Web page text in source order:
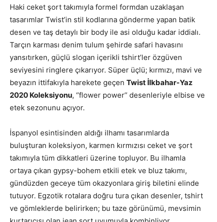
Haki ceket şort takımıyla formel formdan uzaklaşan
tasarımlar Twist’in stil kodlarına gönderme yapan batik
desen ve taş detaylı bir body ile asi olduğu kadar iddialı.
Tarçın karması denim tulum şehirde safari havasını
yansıtırken, güçlü slogan içerikli tshirt’ler özgüven
seviyesini ringlere çıkarıyor. Süper üçlü; kırmızı, mavi ve
beyazın ittifakıyla harekete geçen Twist İlkbahar-Yaz
2020 Koleksiyonu, ‘’flower power’’ desenleriyle elbise ve
etek sezonunu açıyor.
İspanyol esintisinden aldığı ilhamı tasarımlarda
buluşturan koleksiyon, karmen kırmızısı ceket ve şort
takımıyla tüm dikkatleri üzerine topluyor. Bu ilhamla
ortaya çıkan gypsy-bohem etkili etek ve bluz takımı,
gündüzden geceye tüm okazyonlara giriş biletini elinde
tutuyor. Egzotik rotalara doğru tura çıkan desenler, tshirt
ve gömleklerde belirirken; bu taze görünümü, mevsimin